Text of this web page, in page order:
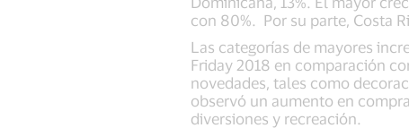
con 80%. Por su parte, Costa
Las categorías de mayores
Friday 2018 en comparación
novedades, tales como
observó un aumento en
diversiones y recreación.